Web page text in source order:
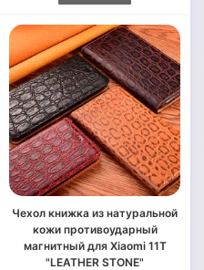
Чехол книжка из натуральной
кожи противоударный
магнитный для Xiaomi 11T
"LEATHER STONE"